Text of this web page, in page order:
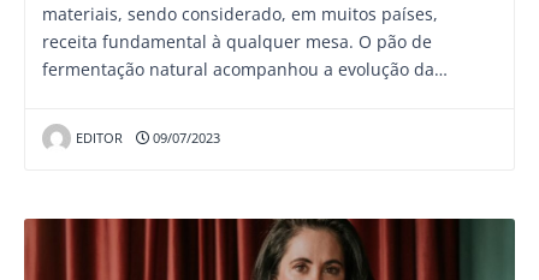
materiais, sendo considerado, em muitos países,
receita fundamental à qualquer mesa. O pão de
fermentação natural acompanhou a evolução da…
EDITOR 09/07/2023